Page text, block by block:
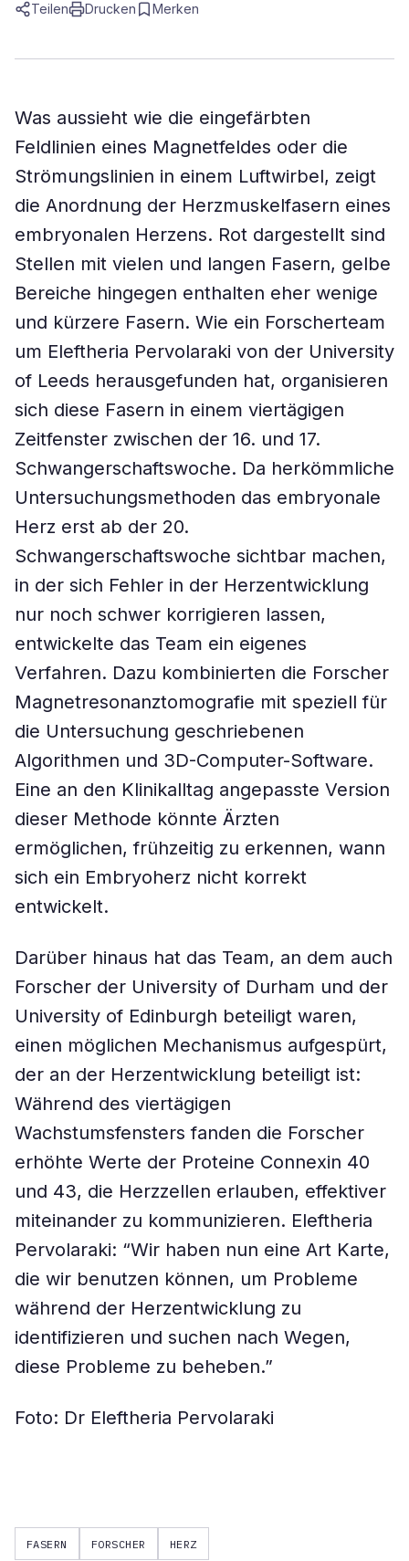
Teilen Drucken Merken
Was aussieht wie die eingefärbten
Feldlinien eines Magnetfeldes oder die
Strömungslinien in einem Luftwirbel, zeigt
die Anordnung der Herzmuskelfasern eines
embryonalen Herzens. Rot dargestellt sind
Stellen mit vielen und langen Fasern, gelbe
Bereiche hingegen enthalten eher wenige
und kürzere Fasern. Wie ein Forscherteam
um Eleftheria Pervolaraki von der University
of Leeds herausgefunden hat, organisieren
sich diese Fasern in einem viertägigen
Zeitfenster zwischen der 16. und 17.
Schwangerschaftswoche. Da herkömmliche
Untersuchungsmethoden das embryonale
Herz erst ab der 20.
Schwangerschaftswoche sichtbar machen,
in der sich Fehler in der Herzentwicklung
nur noch schwer korrigieren lassen,
entwickelte das Team ein eigenes
Verfahren. Dazu kombinierten die Forscher
Magnetresonanztomografie mit speziell für
die Untersuchung geschriebenen
Algorithmen und 3D-Computer-Software.
Eine an den Klinikalltag angepasste Version
dieser Methode könnte Ärzten
ermöglichen, frühzeitig zu erkennen, wann
sich ein Embryoherz nicht korrekt
entwickelt.
Darüber hinaus hat das Team, an dem auch
Forscher der University of Durham und der
University of Edinburgh beteiligt waren,
einen möglichen Mechanismus aufgespürt,
der an der Herzentwicklung beteiligt ist:
Während des viertägigen
Wachstumsfensters fanden die Forscher
erhöhte Werte der Proteine Connexin 40
und 43, die Herzzellen erlauben, effektiver
miteinander zu kommunizieren. Eleftheria
Pervolaraki: “Wir haben nun eine Art Karte,
die wir benutzen können, um Probleme
während der Herzentwicklung zu
identifizieren und suchen nach Wegen,
diese Probleme zu beheben.”
Foto: Dr Eleftheria Pervolaraki
FASERN FORSCHER HERZ